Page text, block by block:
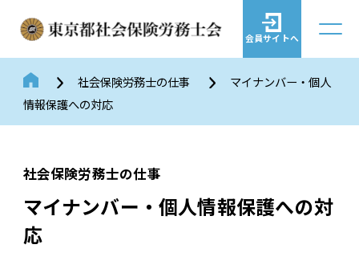
会員サイトへ
社会保険労務士の仕事
マイナンバー・個人
情報保護への対応
社会保険労務士の仕事
マイナンバー・個人情報保護への対
応